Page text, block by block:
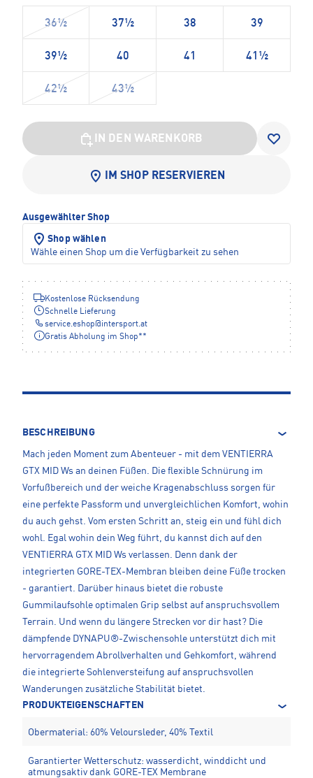
36½ 37½ 38 39
39½ 40 41 41½
42½ 43½
IN DEN WARENKORB
IM SHOP RESERVIEREN
Ausgewählter Shop
Shop wählen
Wähle einen Shop um die Verfügbarkeit zu sehen
Kostenlose Rücksendung
Schnelle Lieferung
service.eshop@intersport.at
Gratis Abholung im Shop**
BESCHREIBUNG
Mach jeden Moment zum Abenteuer - mit dem VENTIERRA
GTX MID Ws an deinen Füßen. Die flexible Schnürung im
Vorfußbereich und der weiche Kragenabschluss sorgen für
eine perfekte Passform und unvergleichlichen Komfort, wohin
du auch gehst. Vom ersten Schritt an, steig ein und fühl dich
wohl. Egal wohin dein Weg führt, du kannst dich auf den
VENTIERRA GTX MID Ws verlassen. Denn dank der
integrierten GORE-TEX-Membran bleiben deine Füße trocken
- garantiert. Darüber hinaus bietet die robuste
Gummilaufsohle optimalen Grip selbst auf anspruchsvollem
Terrain. Und wenn du längere Strecken vor dir hast? Die
dämpfende DYNAPU®-Zwischensohle unterstützt dich mit
hervorragendem Abrollverhalten und Gehkomfort, während
die integrierte Sohlenversteifung auf anspruchsvollen
Wanderungen zusätzliche Stabilität bietet.
PRODUKTEIGENSCHAFTEN
Obermaterial: 60% Veloursleder, 40% Textil
Garantierter Wetterschutz: wasserdicht, winddicht und
atmungsaktiv dank GORE-TEX Membrane